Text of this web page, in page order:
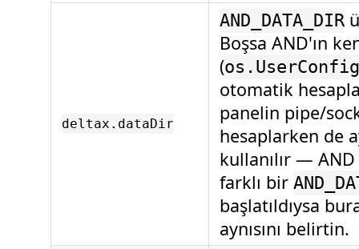
deltax.dataDir
AND_DATA_DIR
Boşsa AND'ın
(
otomatik
panelin pipe/
hesaplarken de
kullanılır —
farklı bir
başlatıldıysa
aynısını belirtin.